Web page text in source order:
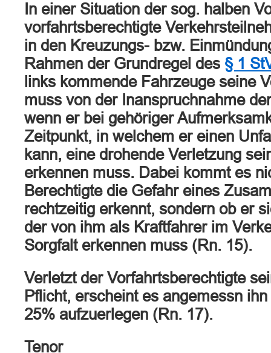
In einer Situation der sog. halben
vorfahrtsberechtigte
in den Kreuzungs- bzw.
Rahmen der Grundregel des § 1
links kommende Fahrzeuge seine
muss von der Inanspruchnahme
wenn er bei gehöriger
Zeitpunkt, in welchem er einen
kann, eine drohende Verletzung
erkennen muss. Dabei kommt es
Berechtigte die Gefahr eines
rechtzeitig erkennt, sondern ob er
der von ihm als Kraftfahrer im
Sorgfalt erkennen muss (Rn. 15).
Verletzt der Vorfahrtsberechtigte
Pflicht, erscheint es angemessn
25% aufzuerlegen (Rn. 17).
Tenor